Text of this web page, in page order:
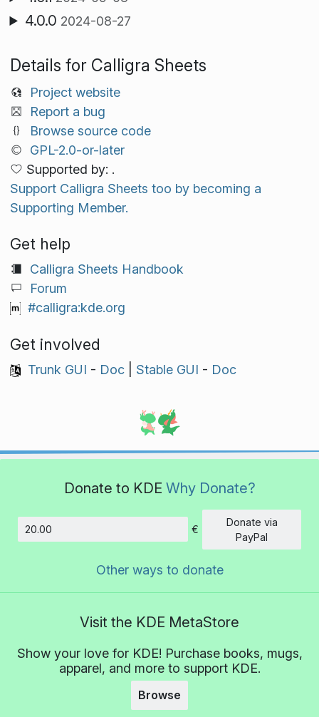
4.0.0 2024-08-27
Details for Calligra Sheets
Project website
Report a bug
Browse source code
GPL-2.0-or-later
Supported by: .
Support Calligra Sheets too by becoming a
Supporting Member.
Get help
Calligra Sheets Handbook
Forum
#calligra:kde.org
Get involved
Trunk GUI - Doc| Stable GUI - Doc
Donate to KDE Why Donate?
Amount
€
Donate via
PayPal
Other ways to donate
Visit the KDE MetaStore
Show your love for KDE! Purchase books, mugs,
apparel, and more to support KDE.
Browse